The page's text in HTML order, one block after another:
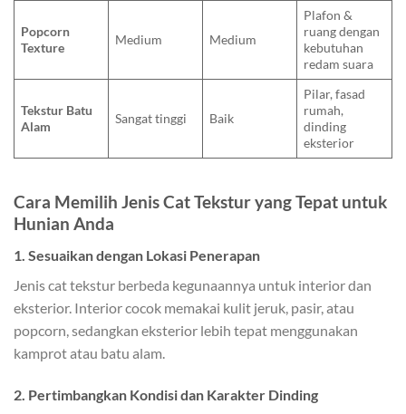
Popcorn
Texture
Medium Medium
Plafon &
ruang dengan
kebutuhan
redam suara
Tekstur Batu
Alam
Sangat tinggi Baik
Pilar, fasad
rumah,
dinding
eksterior
Cara Memilih Jenis Cat Tekstur yang Tepat untuk
Hunian Anda
1. Sesuaikan dengan Lokasi Penerapan
Jenis cat tekstur berbeda kegunaannya untuk interior dan
eksterior. Interior cocok memakai kulit jeruk, pasir, atau
popcorn, sedangkan eksterior lebih tepat menggunakan
kamprot atau batu alam.
2. Pertimbangkan Kondisi dan Karakter Dinding